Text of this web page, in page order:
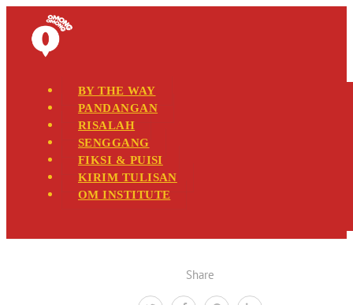
BY THE WAY
PANDANGAN
RISALAH
SENGGANG
FIKSI & PUISI
KIRIM TULISAN
OM INSTITUTE
Share